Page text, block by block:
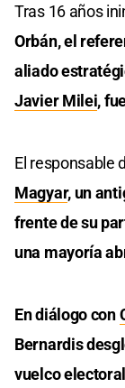
Tras 16 años
Orbán, el
aliado
Javier Milei,
El responsable
Magyar, un
frente de su
una mayoría
En diálogo con
Bernardis
vuelco